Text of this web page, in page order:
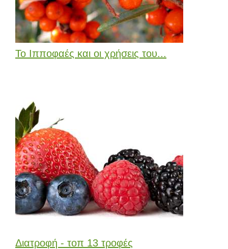
Το Ιπποφαές και οι χρήσεις του...
Διατροφή - τοπ 13 τροφές